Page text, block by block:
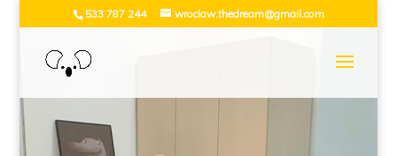
533 787 244 wroclaw.thedream@gmail.com